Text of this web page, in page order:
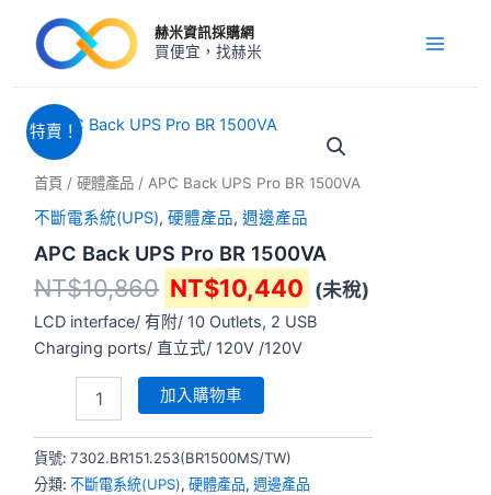
赫米資訊採購網
買便宜，找赫米
Menu
特賣！
首頁 /硬體產品 / APC Back UPS Pro BR 1500VA
不斷電系統(UPS),硬體產品,週邊產品
APC Back UPS Pro BR 1500VA
NT$10,860
原
價
格：
NT$10,860。
NT$10,440
前
價
(未稅)
LCD interface/ 有附/ 10 Outlets, 2 USB
Charging ports/ 直立式/ 120V /120V
APC
Back
UPS
Pro
BR
1500VA
數
加入購物車
貨號:7302.BR151.253(BR1500MS/TW)
分類:不斷電系統(UPS),硬體產品,週邊產品